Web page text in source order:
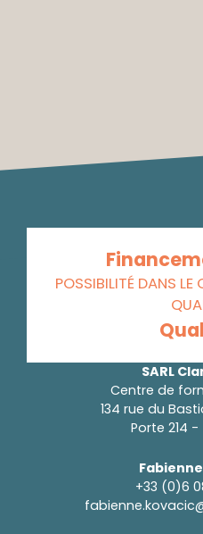
POSSIBILITÉ DANS LE
SARL
Centre de
134 rue du
Porte 214 -
+33 (0)6